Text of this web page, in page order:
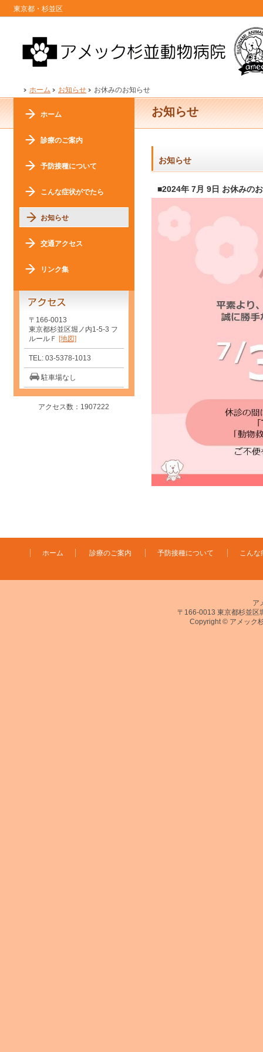
東京都・杉並区
ホーム お知らせ お休みのお知らせ
お知らせ
お知らせ
■2024年 7月 9日 お休みの
ホーム
診療のご案内
予防接種について
こんな症状がでたら
お知らせ
交通アクセス
リンク集
〒166-0013
東京都杉並区堀ノ内1-5-3 フ
ルールＦ [地図]
TEL: 03-5378-1013
駐車場なし
アクセス数：1907222
ホーム 診療のご案内 予防接種について こん
ア
〒166-0013 東京都杉並区
Copyright © アメック